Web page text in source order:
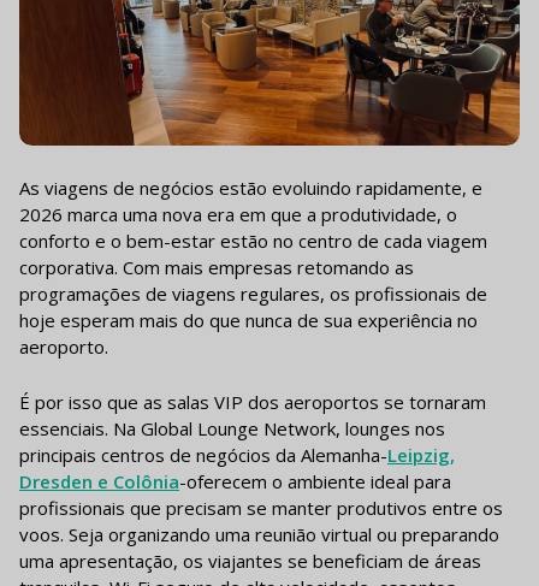
As viagens de negócios estão evoluindo rapidamente, e
2026 marca uma nova era em que a produtividade, o
conforto e o bem-estar estão no centro de cada viagem
corporativa. Com mais empresas retomando as
programações de viagens regulares, os profissionais de
hoje esperam mais do que nunca de sua experiência no
aeroporto.
É por isso que as salas VIP dos aeroportos se tornaram
essenciais. Na Global Lounge Network, lounges nos
principais centros de negócios da Alemanha-Leipzig,
Dresden e Colônia-oferecem o ambiente ideal para
profissionais que precisam se manter produtivos entre os
voos. Seja organizando uma reunião virtual ou preparando
uma apresentação, os viajantes se beneficiam de áreas